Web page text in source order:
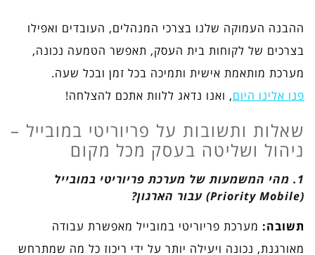
ההבנה העמוקה שלנו בצרכי המנהלים, העובדים ואפילו
בצרכים של לקוחות בית העסק, תאפשר הטמעה נכונה,
מערכת מותאמת אישית ותמיכה בכל זמן ובכל שעה.
פנו אלינו היום, ואנו נדאג ללוות אתכם להצלחה!
שאלות ותשובות על פריוריטי במובייל –
ניהול ושליטה בעסק מכל מקום
1. מהי המשמעות של מערכת פריוריטי במובייל
(Priority Mobile) עבור הארגון?
תשובה: מערכת פריוריטי במובייל מאפשרת עבודה
מאורגנת, נכונה ויעילה יותר על ידי ריכוז כל מה שמתרחש